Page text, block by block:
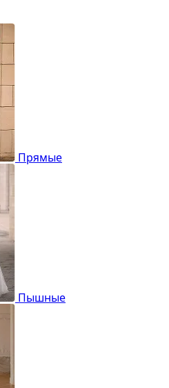
Прямые
Пышные